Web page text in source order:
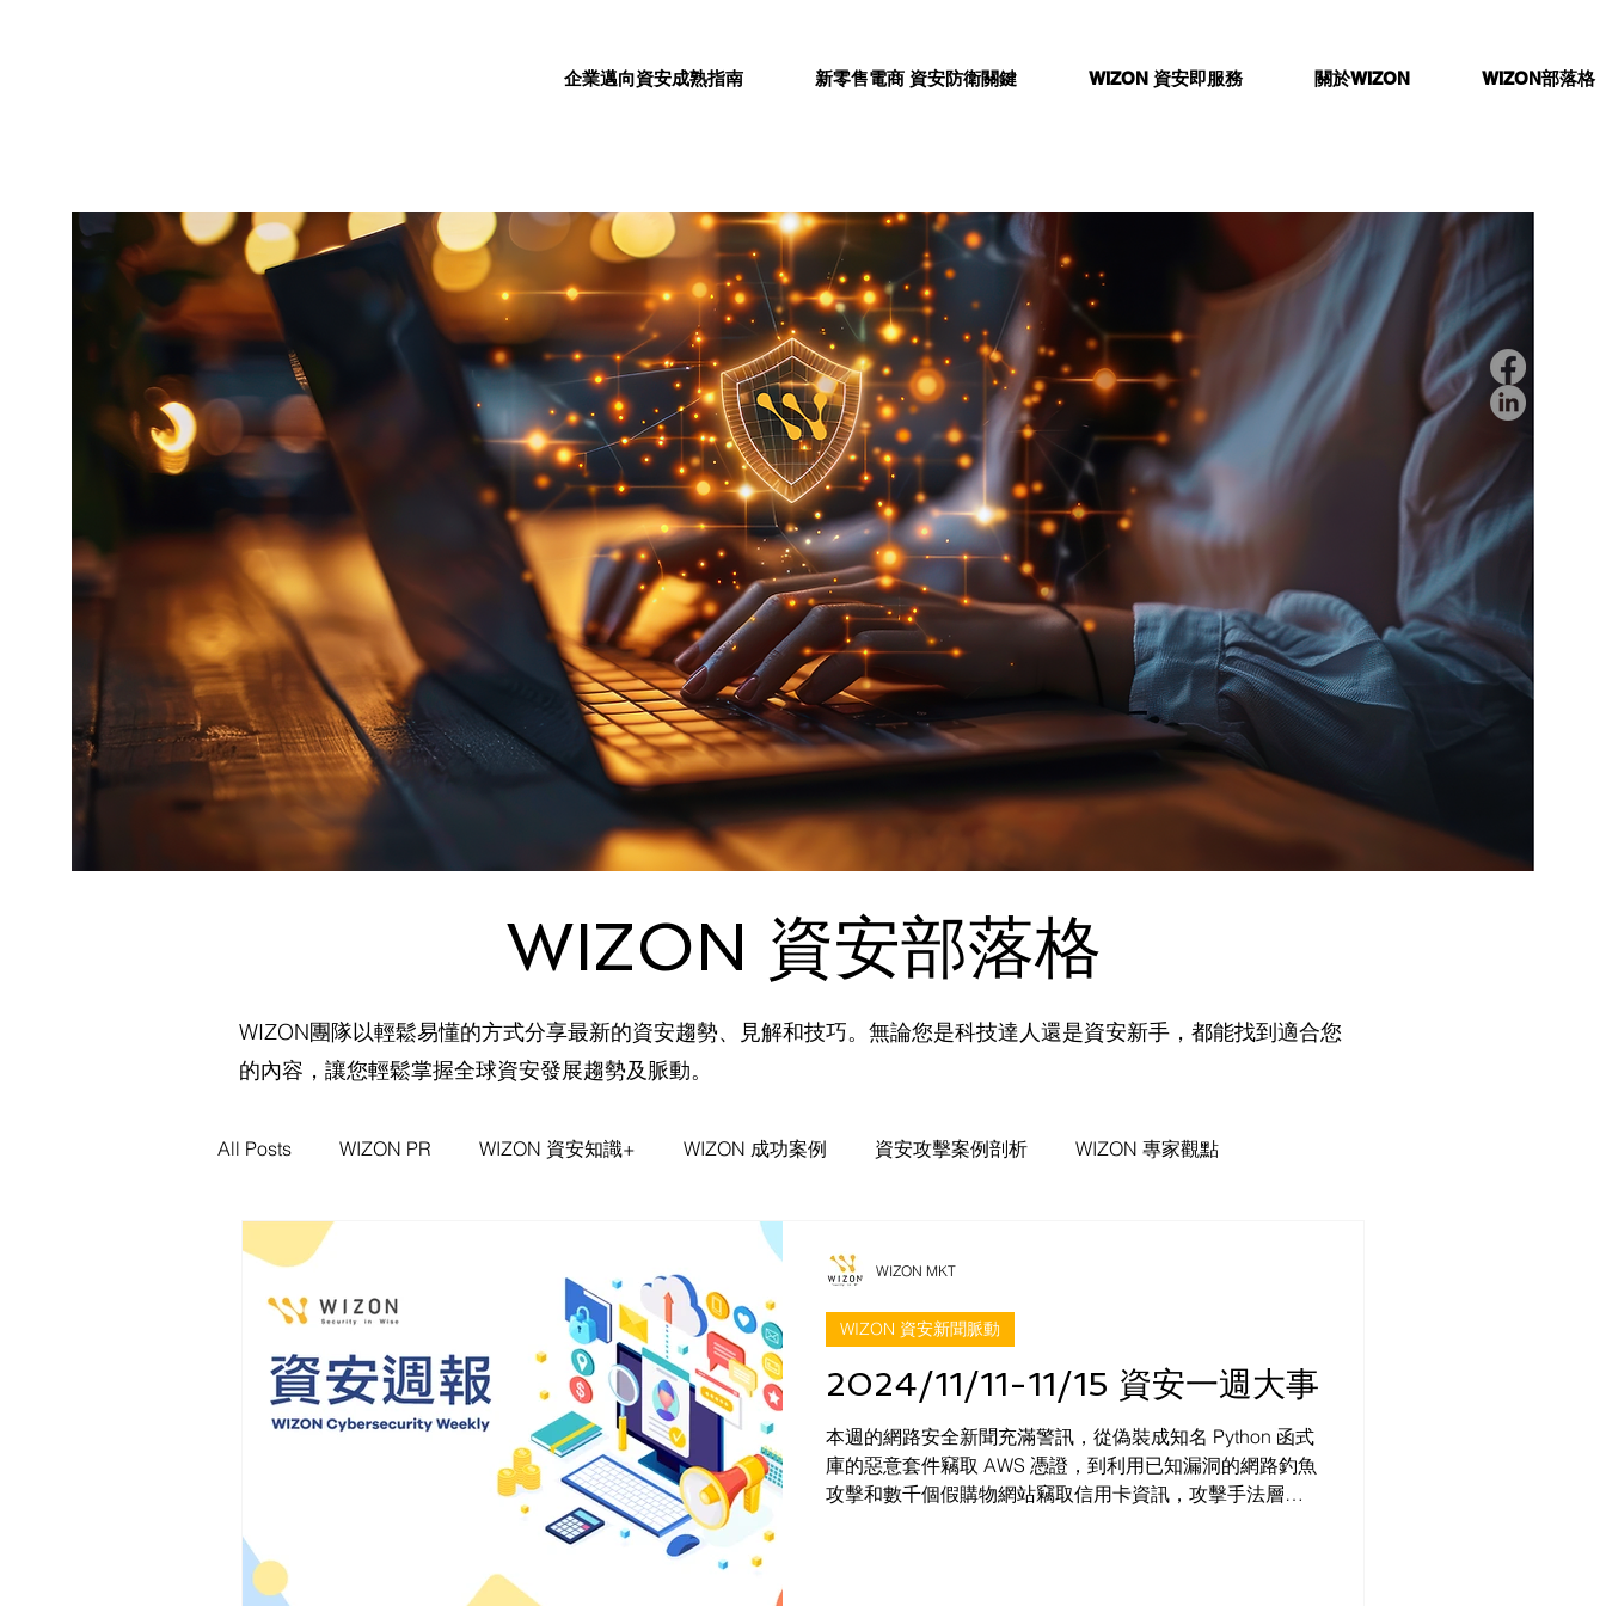
企業邁向資安成熟指南 新零售電商 資安防衛關鍵 WIZON 資安即服務 關於WIZON WIZON部落格
WIZON 資安部落格
WIZON團隊以輕鬆易懂的方式分享最新的資安趨勢、見解和技巧。無論您是科技達人還是資安新手，都能找到適合您
的內容，讓您輕鬆掌握全球資安發展趨勢及脈動。
All Posts WIZON PR WIZON 資安知識+ WIZON 成功案例 資安攻擊案例剖析 WIZON 專家觀點
WIZON 資安新聞脈動 WIZON 資安通報
2024/11/11-11/15 資安一週大事
本週的網路安全新聞充滿警訊，從偽裝成知名 Python 函式
庫的惡意套件竊取 AWS 憑證，到利用已知漏洞的網路釣魚
攻擊和數千個假購物網站竊取信用卡資訊，攻擊手法層出
WIZON 資安新聞脈動
WIZON MKT